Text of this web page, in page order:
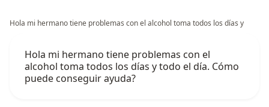
Hola mi hermano tiene problemas con el alcohol toma todos los días y
Hola mi hermano tiene problemas con el
alcohol toma todos los días y todo el día. Cómo
puede conseguir ayuda?